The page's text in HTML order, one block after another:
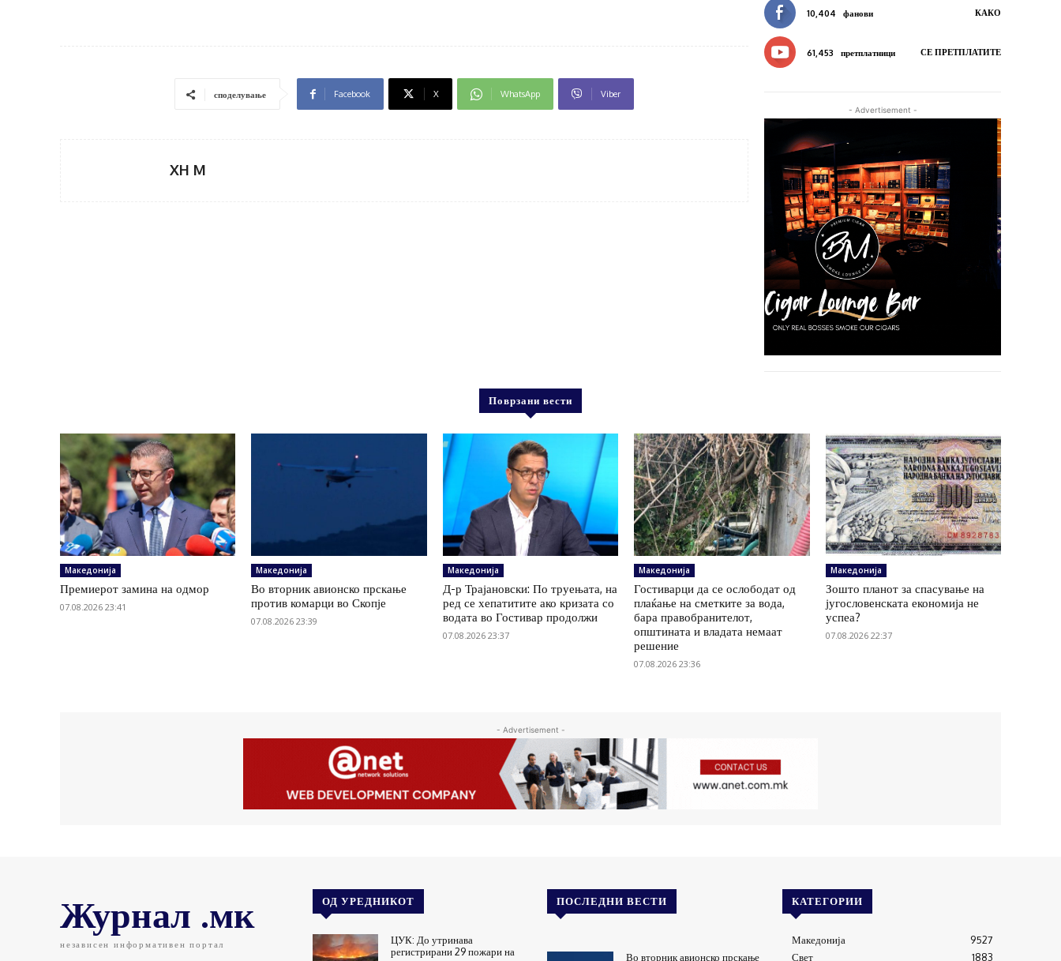
споделување Facebook X WhatsApp Viber
XH M
10,404 фанови КАКО
61,453 претплатници СЕ ПРЕТПЛАТИТЕ
- Advertisement -
Поврзани вести
Македонија
Премиерот замина на одмор
07.08.2026 23:41
Македонија
Во вторник авионско прскање
против комарци во Скопје
07.08.2026 23:39
Македонија
Д-р Трајановски: По труењата, на
ред се хепатитите ако кризата со
водата во Гостивар продолжи
07.08.2026 23:37
Македонија
Гостиварци да се ослободат од
плаќање на сметките за вода,
бара правобранителот,
општината и владата немаат
решение
07.08.2026 23:36
Македонија
Зошто планот за спасување на
југословенската економија не
успеа?
07.08.2026 22:37
- Advertisement -
Журнал .мк
независен информативен портал
ОД УРЕДНИКОТ
ЦУК: До утринава
регистрирани 29 пожари на
ПОСЛЕДНИ ВЕСТИ
Во вторник авионско прскање
КАТЕГОРИИ
Македонија
9527
Свет
1883